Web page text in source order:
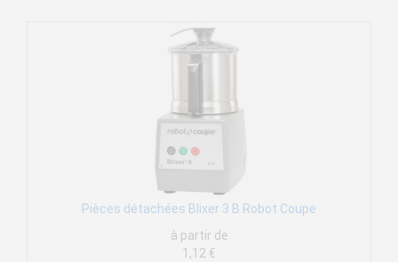
Pièces détachées Blixer 3 B Robot Coupe
à partir de
1,12 €